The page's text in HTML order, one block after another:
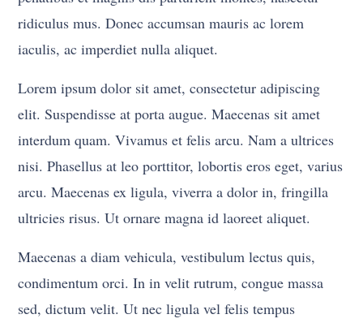
ridiculus mus. Donec accumsan mauris ac lorem
iaculis, ac imperdiet nulla aliquet.
Lorem ipsum dolor sit amet, consectetur adipiscing
elit. Suspendisse at porta augue. Maecenas sit amet
interdum quam. Vivamus et felis arcu. Nam a ultrices
nisi. Phasellus at leo porttitor, lobortis eros eget, varius
arcu. Maecenas ex ligula, viverra a dolor in, fringilla
ultricies risus. Ut ornare magna id laoreet aliquet.
Maecenas a diam vehicula, vestibulum lectus quis,
condimentum orci. In in velit rutrum, congue massa
sed, dictum velit. Ut nec ligula vel felis tempus